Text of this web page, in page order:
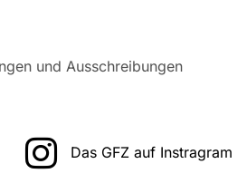
und Ausschreibungen
Das GFZ auf Instragram